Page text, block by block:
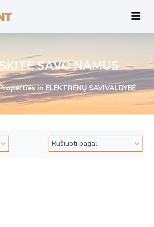
SAVO NAMUS
in ELEKTRĖNŲ SAVIVALDYBĖ